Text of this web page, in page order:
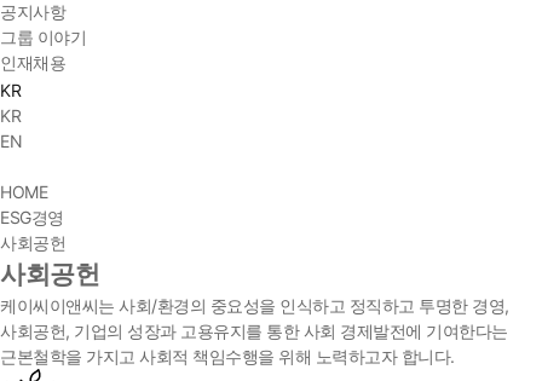
공지사항
그룹 이야기
인재채용
KR
KR
EN
HOME
ESG경영
사회공헌
사회공헌
케이씨이앤씨는 사회/환경의 중요성을 인식하고 정직하고 투명한 경영,
사회공헌, 기업의 성장과 고용유지를 통한 사회 경제발전에 기여한다는
근본철학을 가지고 사회적 책임수행을 위해 노력하고자 합니다.